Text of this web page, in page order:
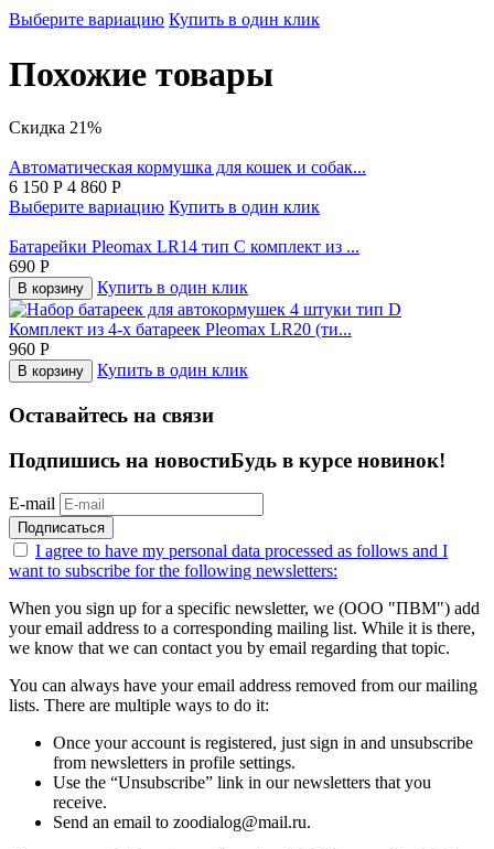
Выберите вариацию Купить в один клик
Похожие товары
Скидка 21%
Автоматическая кормушка для кошек и собак...
6 150 Р 4 860 Р
Выберите вариацию Купить в один клик
Батарейки Pleomax LR14 тип C комплект из ...
690 Р
В корзину Купить в один клик
Комплект из 4-х батареек Pleomax LR20 (ти...
960 Р
В корзину Купить в один клик
Оставайтесь на связи
Подпишись на новостиБудь в курсе новинок!
E-mail
Подписаться
I agree to have my personal data processed as follows and I
want to subscribe for the following newsletters:
When you sign up for a specific newsletter, we (ООО "ПВМ") add
your email address to a corresponding mailing list. While it is there,
we know that we can contact you by email regarding that topic.
You can always have your email address removed from our mailing
lists. There are multiple ways to do it:
Once your account is registered, just sign in and unsubscribe
from newsletters in profile settings.
Use the “Unsubscribe” link in our newsletters that you
receive.
Send an email to zoodialog@mail.ru.